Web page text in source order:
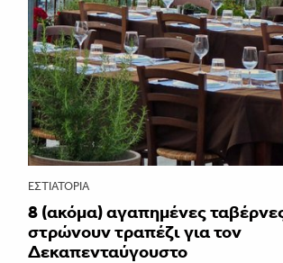
ΕΣΤΙΑΤΌΡΙΑ
8 (ακόμα) αγαπημένες
στρώνουν τραπέζι για τον
Δεκαπενταύγουστο